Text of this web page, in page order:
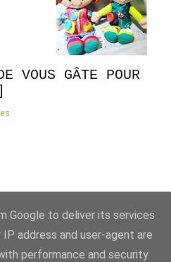
VOUS GÂTE POUR
Google to deliver its services
address and user-agent are
performance and security